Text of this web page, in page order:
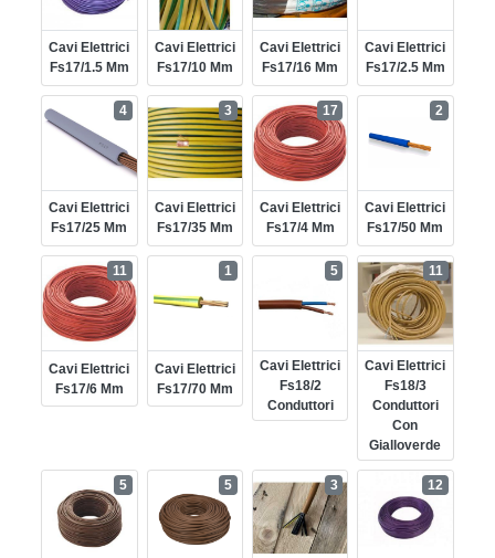
Cavi Elettrici
Fs17/1.5 Mm
Cavi Elettrici
Fs17/10 Mm
Cavi Elettrici
Fs17/16 Mm
Cavi Elettrici
Fs17/2.5 Mm
Cavi Elettrici
Fs17/25 Mm
4
Cavi Elettrici
Fs17/35 Mm
3
Cavi Elettrici
Fs17/4 Mm
17
Cavi Elettrici
Fs17/50 Mm
2
Cavi Elettrici
Fs17/6 Mm
11
Cavi Elettrici
Fs17/70 Mm
1
Cavi Elettrici
Fs18/2
Conduttori
5
Cavi Elettrici
Fs18/3
Conduttori
Con
Gialloverde
11
5 5 3 12